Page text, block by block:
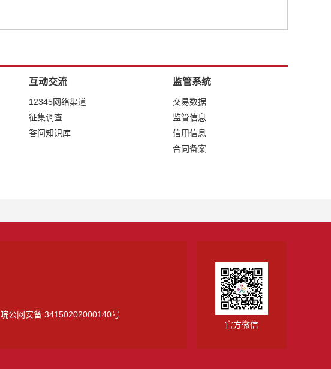
互动交流
12345网络渠道
征集调查
答问知识库
监管系统
交易数据
监管信息
信用信息
合同备案
皖公网安备 34150202000140号
官方微信